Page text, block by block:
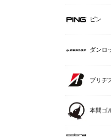
ピン
ダンロ
ブリヂ
本間ゴ